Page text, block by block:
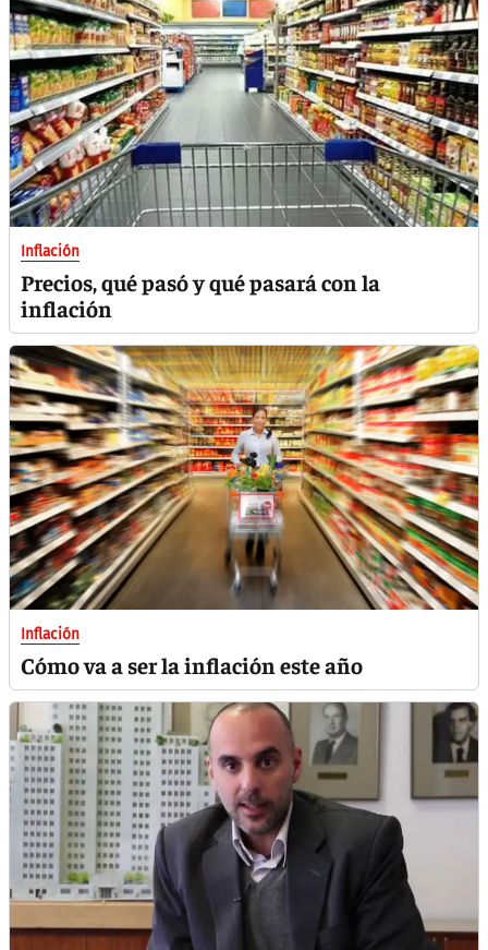
Inflación
Precios, qué pasó y qué pasará con la
inflación
Inflación
Cómo va a ser la inflación este año